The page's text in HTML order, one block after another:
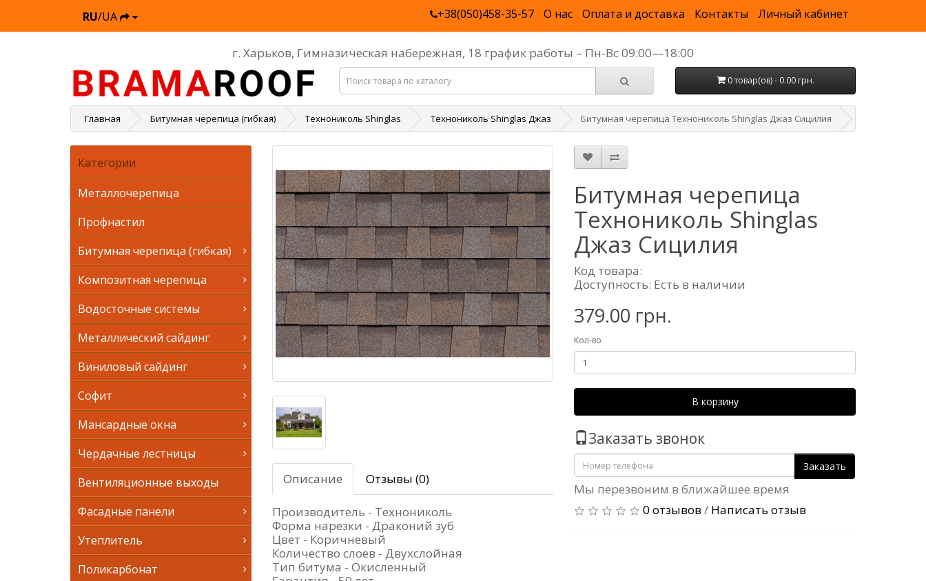
RU/UA +38(050)458-35-57 О нас Оплата и доставка Контакты Личный кабинет
г. Харьков, Гимназическая набережная, 18 график работы – Пн-Вс 09:00—18:00
0 товар(ов) - 0.00 грн.
Главная Битумная черепица (гибкая) Технониколь Shinglas Технониколь Shinglas Джаз Битумная черепица Технониколь Shinglas Джаз Сицилия
Категории
Металлочерепица
Профнастил
Битумная черепица (гибкая)
Композитная черепица
Водосточные системы
Металлический сайдинг
Виниловый сайдинг
Софит
Мансардные окна
Чердачные лестницы
Вентиляционные выходы
Фасадные панели
Утеплитель
Поликарбонат
Описание Отзывы (0)
Производитель - Технониколь
Форма нарезки - Драконий зуб
Цвет - Коричневый
Количество слоев - Двухслойная
Тип битума - Окисленный
Битумная черепица
Технониколь Shinglas
Джаз Сицилия
Код товара:
Доступность: Есть в наличии
379.00 грн.
Кол-во
В корзину
Заказать звонок
Заказать
Мы перезвоним в ближайшее время
0 отзывов / Написать отзыв